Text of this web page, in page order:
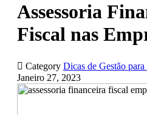
Assessoria
Fiscal nas
 Category Dicas de Gestão para
Janeiro 27, 2023